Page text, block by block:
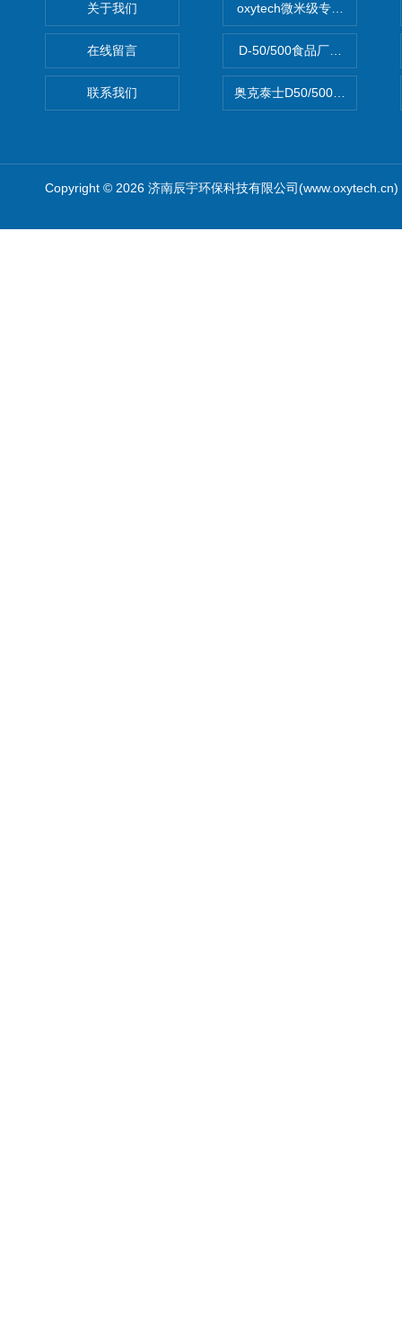
关于我们
在线留言
联系我们
oxytech微米级专业消毒
D-50/500食品厂车间高效杀
奥克泰士D50/500矿泉水消毒
Copyright © 2026 济南辰宇环保科技有限公司(www.oxytech.cn)